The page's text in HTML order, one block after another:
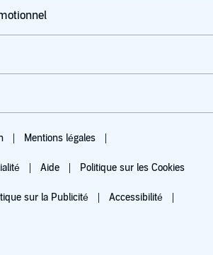
Mentions légales
Aide Politique sur les Cookies
sur la Publicité Accessibilité